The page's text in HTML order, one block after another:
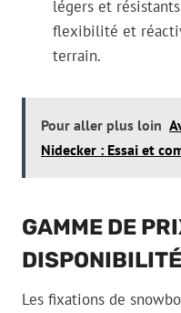
légers et
flexibilité et
terrain.
Pour aller plus loin
Nidecker : Essai et
GAMME DE
DISPONIBILITÉ
Les fixations de